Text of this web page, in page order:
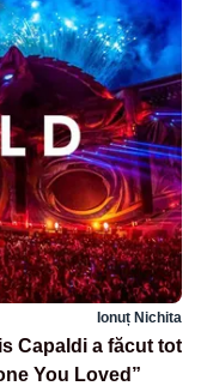
Ionuț Nichita
Capaldi a făcut tot
You Loved”